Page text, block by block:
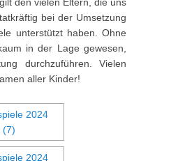
bei der Umsetzung
unterstützt haben. Ohne
in der Lage gewesen,
durchzuführen. Vielen
aller Kinder!